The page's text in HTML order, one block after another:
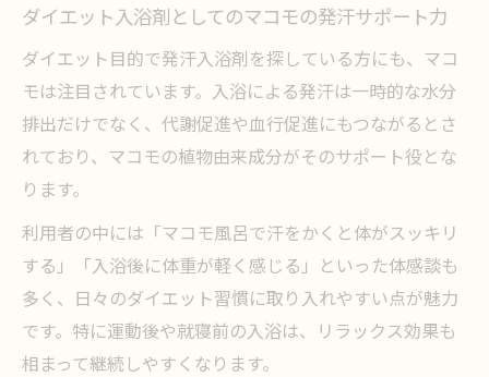
ダイエット入浴剤としてのマコモの発汗サポート力
ダイエット目的で発汗入浴剤を探している方にも、マコ
モは注目されています。入浴による発汗は一時的な水分
排出だけでなく、代謝促進や血行促進にもつながるとさ
れており、マコモの植物由来成分がそのサポート役とな
ります。
利用者の中には「マコモ風呂で汗をかくと体がスッキリ
する」「入浴後に体重が軽く感じる」といった体感談も
多く、日々のダイエット習慣に取り入れやすい点が魅力
です。特に運動後や就寝前の入浴は、リラックス効果も
相まって継続しやすくなります。